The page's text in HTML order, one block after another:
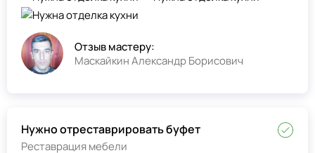
Отзыв мастеру:
Маскайкин Александр Борисович
Нужно отреставрировать буфет
Реставрация мебели